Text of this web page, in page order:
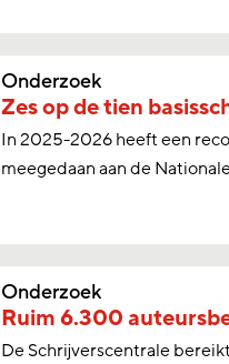
Onderzoek
Zes op de tien
In 2025-2026 heeft een
meegedaan aan de
Onderzoek
Ruim 6.300
De Schrijverscentrale